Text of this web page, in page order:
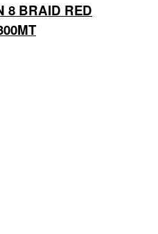
8 BRAID RED